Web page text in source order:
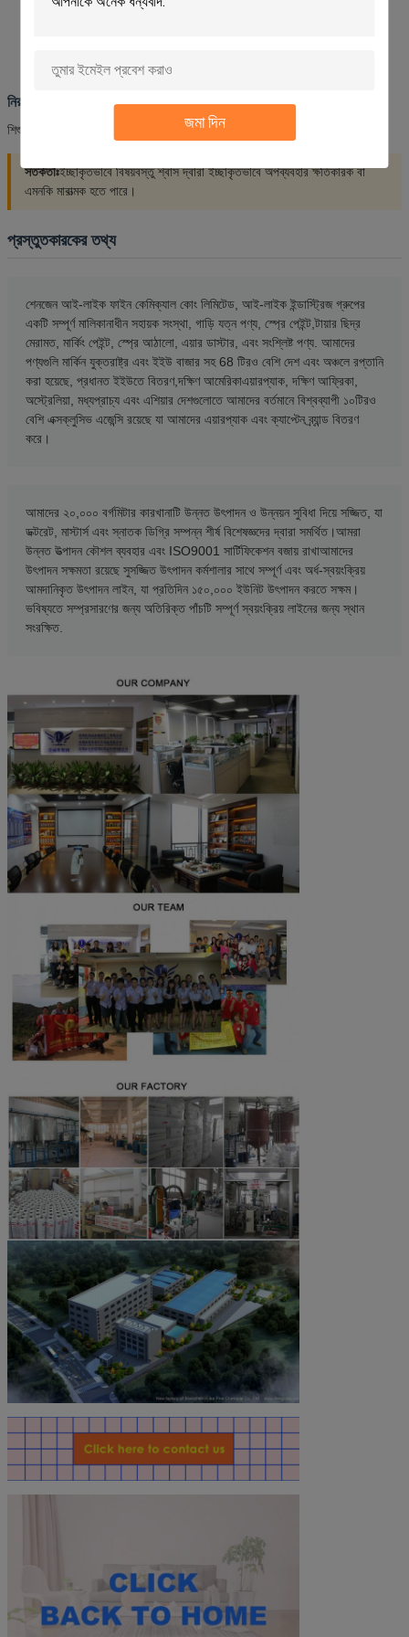
জমা দিন
কখনো চোখ বা মুখে স্প্রে করবেন না।
নিরাপত্তা সতর্কতা
শিশুদের নাগালের বাইরে রাখুন। গিললে অবিলম্বে ডাক্তারের পরামর্শ নিন।
সতর্কতাঃইচ্ছাকৃতভাবে বিষয়বস্তু শ্বাস দ্বারা ইচ্ছাকৃতভাবে অপব্যবহার ক্ষতিকারক বা
এমনকি মারাত্মক হতে পারে।
প্রস্তুতকারকের তথ্য
শেনজেন আই-লাইক ফাইন কেমিক্যাল কোং লিমিটেড, আই-লাইক ইন্ডাস্ট্রিজ গ্রুপের
একটি সম্পূর্ণ মালিকানাধীন সহায়ক সংস্থা, গাড়ি যত্ন পণ্য, স্প্রে পেইন্ট,টায়ার ছিদ্র
মেরামত, মার্কিং পেইন্ট, স্প্রে আঠালো, এয়ার ডাস্টার, এবং সংশ্লিষ্ট পণ্য. আমাদের
পণ্যগুলি মার্কিন যুক্তরাষ্ট্র এবং ইইউ বাজার সহ 68 টিরও বেশি দেশ এবং অঞ্চলে রপ্তানি
করা হয়েছে, প্রধানত ইইউতে বিতরণ,দক্ষিণ আমেরিকাএয়ারপ্যাক, দক্ষিণ আফ্রিকা,
অস্ট্রেলিয়া, মধ্যপ্রাচ্য এবং এশিয়ার দেশগুলোতে আমাদের বর্তমানে বিশ্বব্যাপী ১০টিরও
বেশি এক্সক্লুসিভ এজেন্সি রয়েছে যা আমাদের এয়ারপ্যাক এবং ক্যাপ্টেন ব্র্যান্ড বিতরণ
করে।
আমাদের ২০,০০০ বর্গমিটার কারখানাটি উন্নত উৎপাদন ও উন্নয়ন সুবিধা দিয়ে সজ্জিত, যা
ডক্টরেট, মাস্টার্স এবং স্নাতক ডিগ্রি সম্পন্ন শীর্ষ বিশেষজ্ঞদের দ্বারা সমর্থিত।আমরা
উন্নত উত্পাদন কৌশল ব্যবহার এবং ISO9001 সার্টিফিকেশন বজায় রাখাআমাদের
উৎপাদন সক্ষমতা রয়েছে সুসজ্জিত উৎপাদন কর্মশালার সাথে সম্পূর্ণ এবং অর্ধ-স্বয়ংক্রিয়
আমদানিকৃত উৎপাদন লাইন, যা প্রতিদিন ১৫০,০০০ ইউনিট উৎপাদন করতে সক্ষম।
ভবিষ্যতে সম্প্রসারণের জন্য অতিরিক্ত পাঁচটি সম্পূর্ণ স্বয়ংক্রিয় লাইনের জন্য স্থান
সংরক্ষিত.